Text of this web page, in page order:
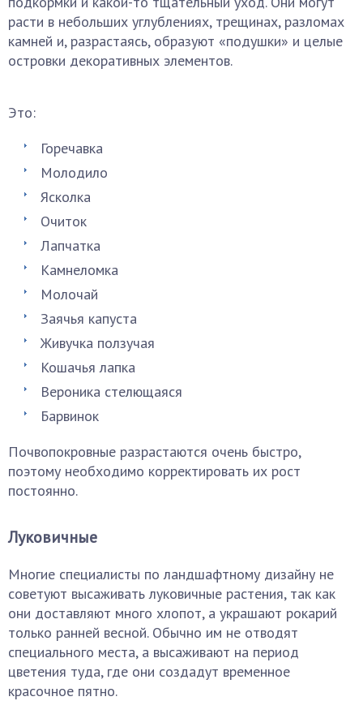
расти в небольших углублениях, трещинах, разломах
камней и, разрастаясь, образуют «подушки» и целые
островки декоративных элементов.
Это:
Горечавка
Молодило
Ясколка
Очиток
Лапчатка
Камнеломка
Молочай
Заячья капуста
Живучка ползучая
Кошачья лапка
Вероника стелющаяся
Барвинок
Почвопокровные разрастаются очень быстро,
поэтому необходимо корректировать их рост
постоянно.
Луковичные
Многие специалисты по ландшафтному дизайну не
советуют высаживать луковичные растения, так как
они доставляют много хлопот, а украшают рокарий
только ранней весной. Обычно им не отводят
специального места, а высаживают на период
цветения туда, где они создадут временное
красочное пятно.